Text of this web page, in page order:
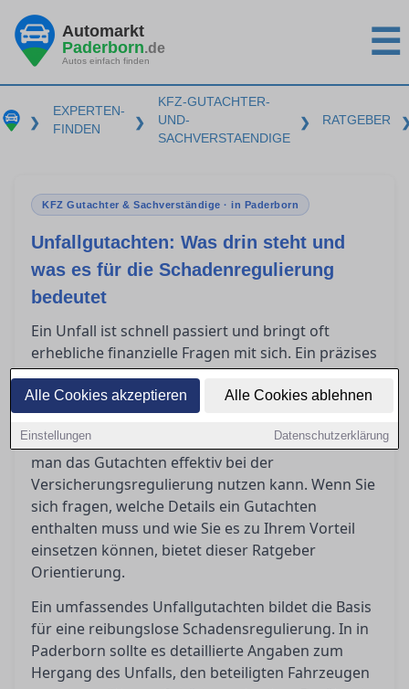
Alle Cookies akzeptieren Alle Cookies ablehnen
Einstellungen Datenschutzerklärung
Automarkt
Paderborn.de
Autos einfach finden ☰
❯
EXPERTEN-
FINDEN
❯
KFZ-GUTACHTER-
UND-
SACHVERSTAENDIGE
❯ RATGEBER
KFZ Gutachter & Sachverständige · in Paderborn
Unfallgutachten: Was drin steht und
was es für die Schadenregulierung
bedeutet
Ein Unfall ist schnell passiert und bringt oft
erhebliche finanzielle Fragen mit sich. Ein präzises
Unfallgutachten ist entscheidend für die
Schadenregulierung, insbesondere in Paderborn.
Es klärt die Begriffe wie Wiederbeschaffungswert,
Restwert und Reparaturkosten und zeigt auf, wie
man das Gutachten effektiv bei der
Versicherungsregulierung nutzen kann. Wenn Sie
sich fragen, welche Details ein Gutachten
enthalten muss und wie Sie es zu Ihrem Vorteil
einsetzen können, bietet dieser Ratgeber
Orientierung.
Ein umfassendes Unfallgutachten bildet die Basis
für eine reibungslose Schadensregulierung. In in
Paderborn sollte es detaillierte Angaben zum
Hergang des Unfalls, den beteiligten Fahrzeugen